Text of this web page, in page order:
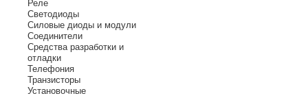
Реле
Светодиоды
Силовые диоды и модули
Соединители
Средства разработки и
отладки
Телефония
Транзисторы
Установочные